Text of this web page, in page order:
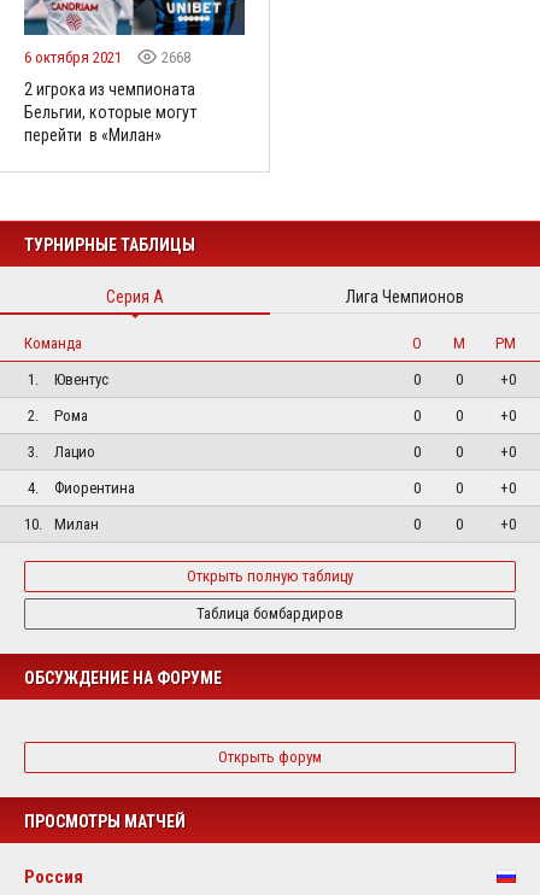
6 октября 2021 2668
2 игрока из чемпионата
Бельгии, которые могут
перейти в «Милан»
ТУРНИРНЫЕ ТАБЛИЦЫ
Серия А Лига Чемпионов
Команда О М
РМ
1.
Ювентус 0 0
+0
2.
Рома 0 0
+0
3.
Лацио 0 0
+0
4.
Фиорентина 0 0
+0
10.
Милан 0 0 +0
Открыть полную таблицу
Таблица бомбардиров
ОБСУЖДЕНИЕ НА ФОРУМЕ
Открыть форум
ПРОСМОТРЫ МАТЧЕЙ
Россия